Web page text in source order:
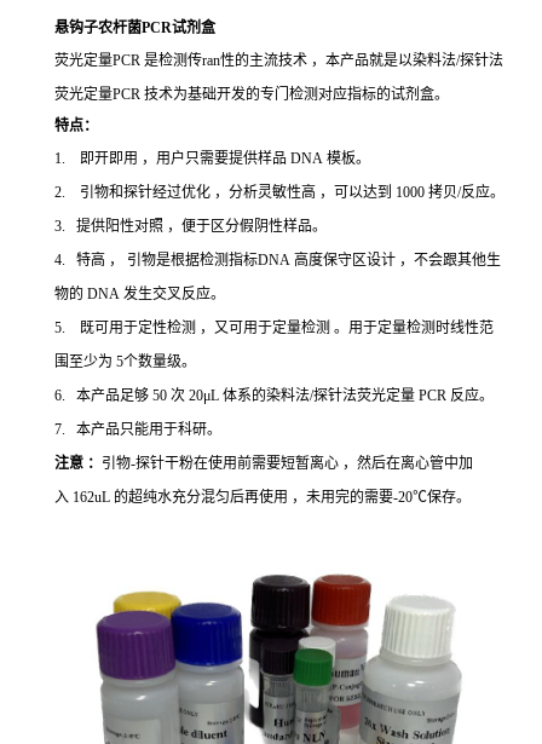
悬钩子农杆菌PCR试剂盒
荧光定量PCR 是检测传ran性的主流技术 ，本产品就是以染料法/探针法
荧光定量PCR 技术为基础开发的专门检测对应指标的试剂盒。
特点：
1. 即开即用 ，用户只需要提供样品 DNA 模板。
2. 引物和探针经过优化 ，分析灵敏性高 ，可以达到 1000 拷贝/反应。
3. 提供阳性对照 ，便于区分假阴性样品。
4. 特高 ， 引物是根据检测指标DNA 高度保守区设计 ，不会跟其他生
物的 DNA 发生交叉反应。
5. 既可用于定性检测 ，又可用于定量检测 。用于定量检测时线性范
围至少为 5个数量级。
6. 本产品足够 50 次 20μL 体系的染料法/探针法荧光定量 PCR 反应。
7. 本产品只能用于科研。
注意 ： 引物-探针干粉在使用前需要短暂离心 ，然后在离心管中加
入 162uL 的超纯水充分混匀后再使用 ，未用完的需要-20℃保存。